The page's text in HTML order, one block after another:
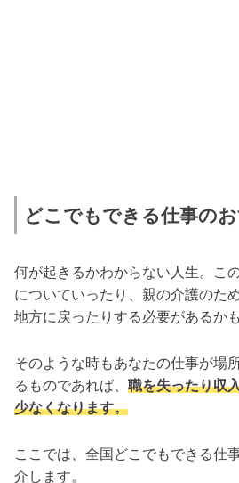
どこでもできる仕事の
何が起きるかわからない人生。こ
についていったり、親の介護のた
地方に戻ったりする必要があるか
そのような時もあなたの仕事が場
るものであれば、 職を失ったり収
少なくなります。
ここでは、全国どこでもできる仕
介します。